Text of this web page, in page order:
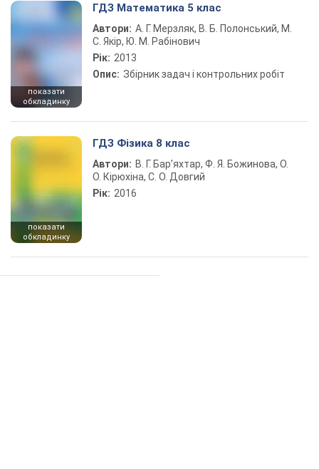
показати
обкладинку
ГДЗ Математика 5 клас
Автори: А. Г. Мерзляк, В. Б. Полонський, М.
С. Якір, Ю. М. Рабінович
Рік: 2013
Опис: Збірник задач і контрольних робіт
показати
обкладинку
ГДЗ Фізика 8 клас
Автори: В. Г. Бар’яхтар, Ф. Я. Божинова, О.
О. Кірюхіна, С. О. Довгий
Рік: 2016